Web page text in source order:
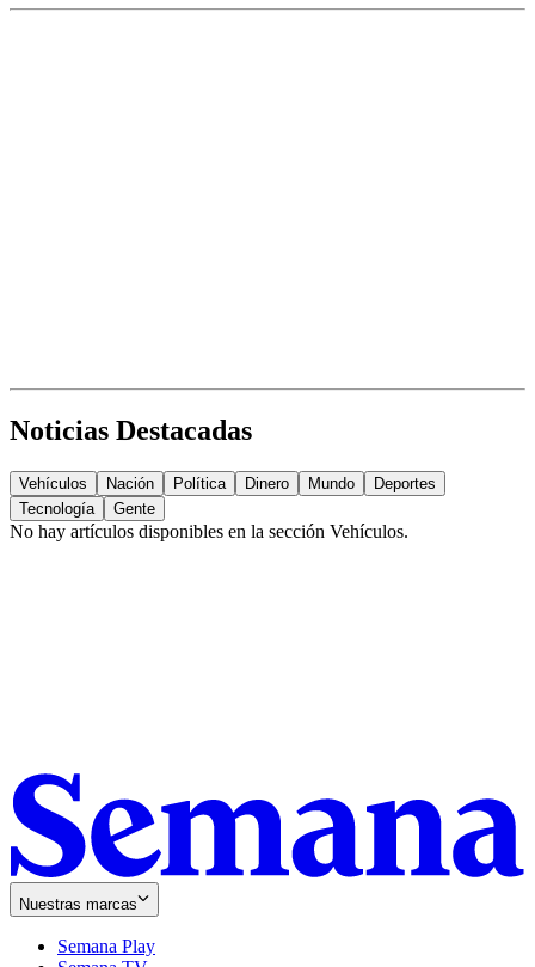
Noticias Destacadas
Vehículos Nación Política Dinero Mundo
Deportes
Tecnología
Gente
No hay artículos disponibles en la sección Vehículos.
Nuestras marcas
Semana Play